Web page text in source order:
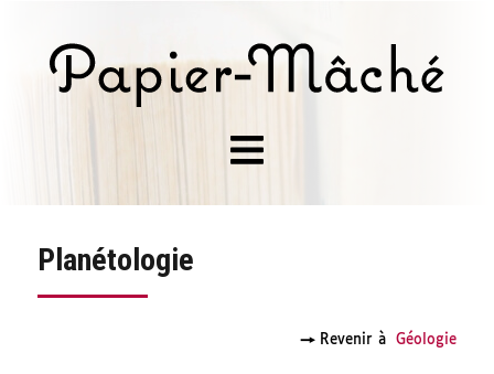
Planétologie
→Revenir à Géologie